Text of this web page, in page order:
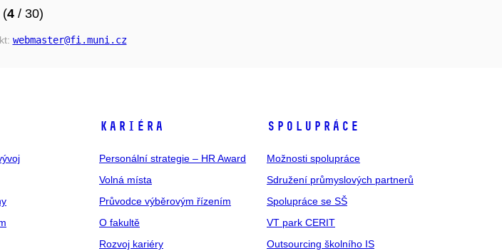
(4/ 30)
webmaster@fi .muni .cz
KARIÉRA
Personální strategie – HR Award
Volná místa
Průvodce výběrovým řízením
O fakultě
Rozvoj kariéry
SPOLUPRÁCE
Možnosti spolupráce
Sdružení průmyslových partnerů
Spolupráce se SŠ
VT park CERIT
Outsourcing školního IS